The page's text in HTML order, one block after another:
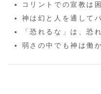
コリントでの宣教は
神は幻と人を通して
「恐れるな」は、恐
弱さの中でも神は働